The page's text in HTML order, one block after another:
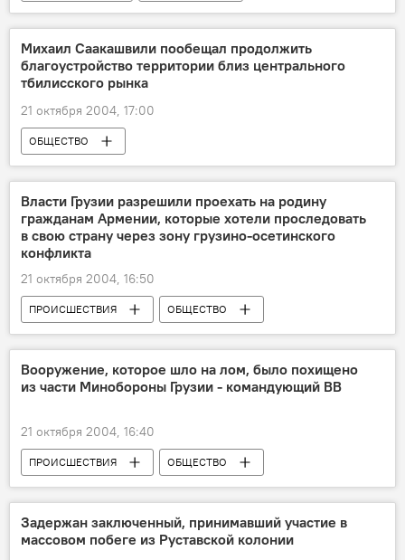
Михаил Саакашвили пообещал продолжить
благоустройство территории близ центрального
тбилисского рынка
21 октября 2004, 17:00
ОБЩЕСТВО
Власти Грузии разрешили проехать на родину
гражданам Армении, которые хотели проследовать
в свою страну через зону грузино-осетинского
конфликта
21 октября 2004, 16:50
ПРОИСШЕСТВИЯ ОБЩЕСТВО
Вооружение, которое шло на лом, было похищено
из части Минобороны Грузии - командующий ВВ
21 октября 2004, 16:40
ПРОИСШЕСТВИЯ ОБЩЕСТВО
Задержан заключенный, принимавший участие в
массовом побеге из Руставской колонии